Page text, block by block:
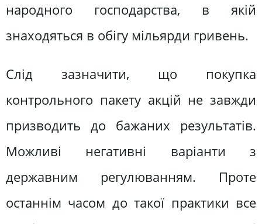
народного господарства, в якій
знаходяться в обігу мільярди гривень.
Слід зазначити, що покупка
контрольного пакету акцій не завжди
призводить до бажаних результатів.
Можливі негативні варіанти з
державним регулюванням. Проте
останнім часом до такої практики все